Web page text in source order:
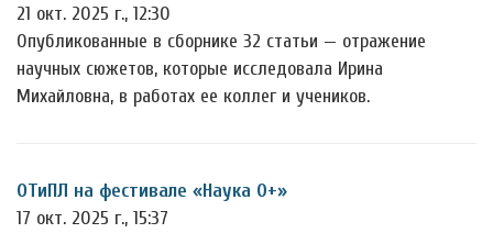
21 окт. 2025 г., 12:30
Опубликованные в сборнике 32 статьи — отражение
научных сюжетов, которые исследовала Ирина
Михайловна, в работах ее коллег и учеников.
ОТиПЛ на фестивале «Наука 0+»
17 окт. 2025 г., 15:37